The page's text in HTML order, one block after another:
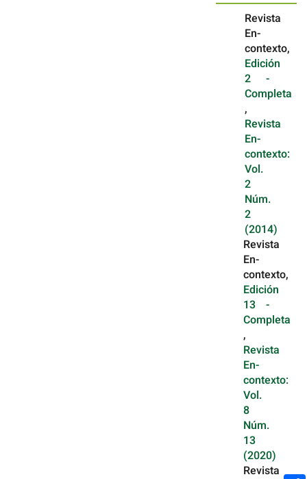
Revista
En-
contexto,
Edición
2 -
Completa
,
Revista
En-
contexto:
Vol.
2
Núm.
2
(2014)
Revista
En-
contexto,
Edición
13 -
Completa
,
Revista
En-
contexto:
Vol.
8
Núm.
13
(2020)
Revista